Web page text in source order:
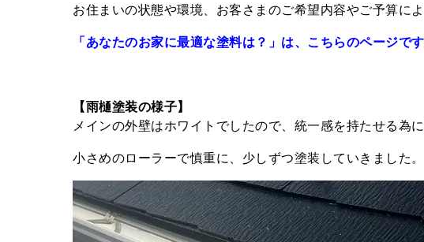
お住まいの状態や環境、お客さまのご希望内容やご予算に
「あなたのお家に最適な塗料は？」は、こちらのページです
【雨樋塗装の様子】
メインの外壁はホワイトでしたので、統一感を持たせる為
小さめのローラーで慎重に、少しずつ塗装していきました。